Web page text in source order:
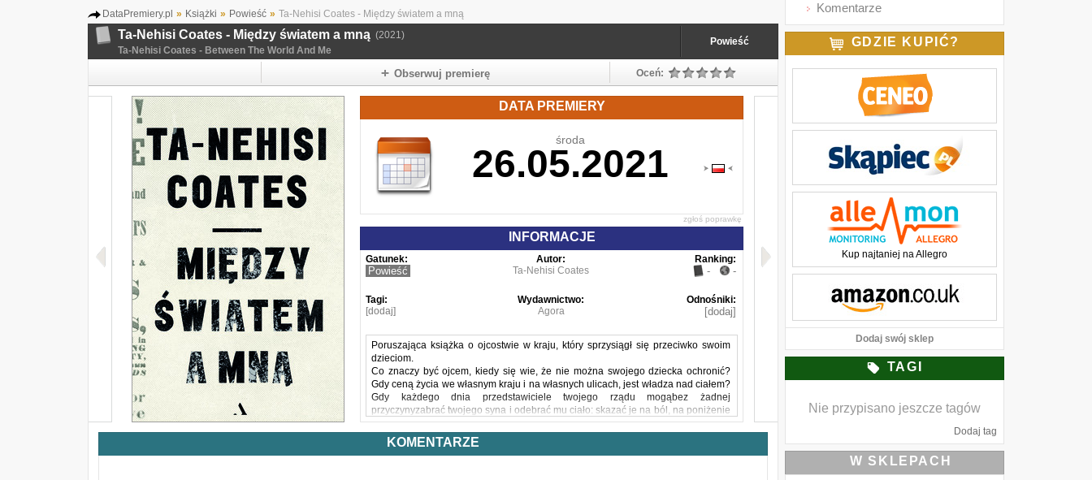
DataPremiery.pl » Książki » Powieść » Ta-Nehisi Coates - Między światem a mną
Ta-Nehisi Coates - Między światem a mną (2021)
Ta-Nehisi Coates - Between The World And Me
Powieść
Obserwuj premierę Oceń:
DATA PREMIERY
środa
26.05.2021
zgłoś poprawkę
INFORMACJE
Gatunek:
Powieść
Autor:
Ta-Nehisi Coates
Ranking:
- -
Tagi:
[dodaj]
Wydawnictwo:
Agora
Odnośniki:
[dodaj]
Poruszająca książka o ojcostwie w kraju, który sprzysiągł się przeciwko swoim
dzieciom.
Co znaczy być ojcem, kiedy się wie, że nie można swojego dziecka ochronić?
Gdy ceną życia we własnym kraju i na własnych ulicach, jest władza nad ciałem?
Gdy każdego dnia przedstawiciele twojego rządu mogąbez żadnej
przyczynyzabrać twojego syna i odebrać mu ciało: skazać je na ból, na poniżenie
i wreszcie na śmierć? Co znaczy być ojcem, gdy ciało twojego dziecka jest ciałem
czarnoskórego nastolatka, a twoim krajem są Stany Zjednoczone Ameryki?
Ta-NehisiCoates, jeden z najwybitniejszych afroamerykańskich twórców –
KOMENTARZE
Komentarze
GDZIE KUPIĆ?
Kup najtaniej na Allegro
Dodaj swój sklep
TAGI
Nie przypisano jeszcze tagów
Dodaj tag
W SKLEPACH